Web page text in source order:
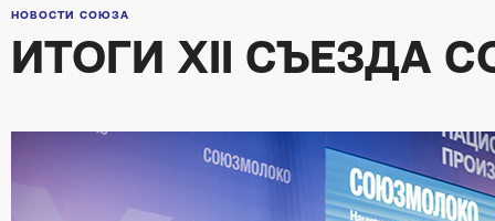
НОВОСТИ СОЮЗА
ИТОГИ XII СЪЕЗДА